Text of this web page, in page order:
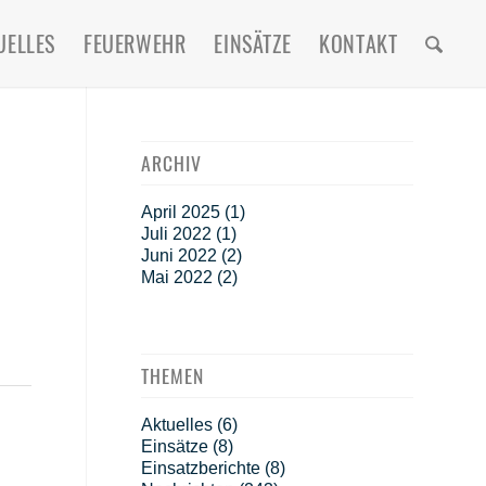
FEUERWEHR EINSÄTZE KONTAKT
ARCHIV
April 2025(1)
Juli 2022 (1)
Juni 2022 (2)
Mai 2022 (2)
THEMEN
Aktuelles(6)
Einsätze(8)
Einsatzberichte(8)